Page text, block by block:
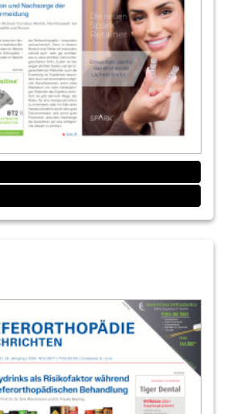
Dental-Medizinische Geräte
gesamte Praxisteam